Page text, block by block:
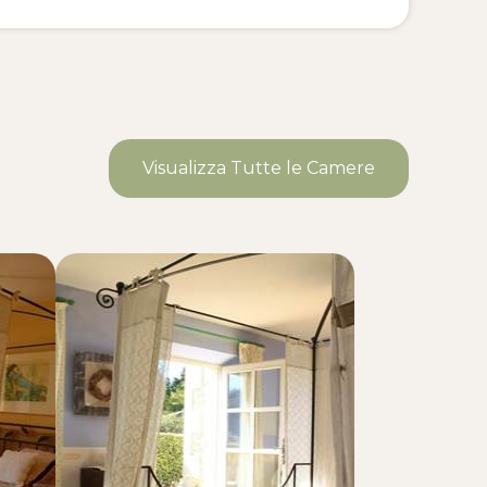
Visualizza Tutte le Camere